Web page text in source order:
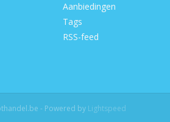
Aanbiedingen
Tags
RSS-feed
- Powered by Lightspeed